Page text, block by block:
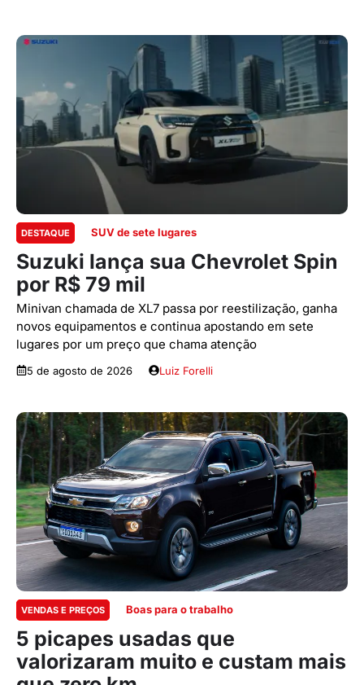
DESTAQUE SUV de sete lugares
Suzuki lança sua Chevrolet Spin
por R$ 79 mil
Minivan chamada de XL7 passa por reestilização, ganha
novos equipamentos e continua apostando em sete
lugares por um preço que chama atenção
5 de agosto de 2026 Luiz Forelli
VENDAS E PREÇOS Boas para o trabalho
5 picapes usadas que
valorizaram muito e custam mais